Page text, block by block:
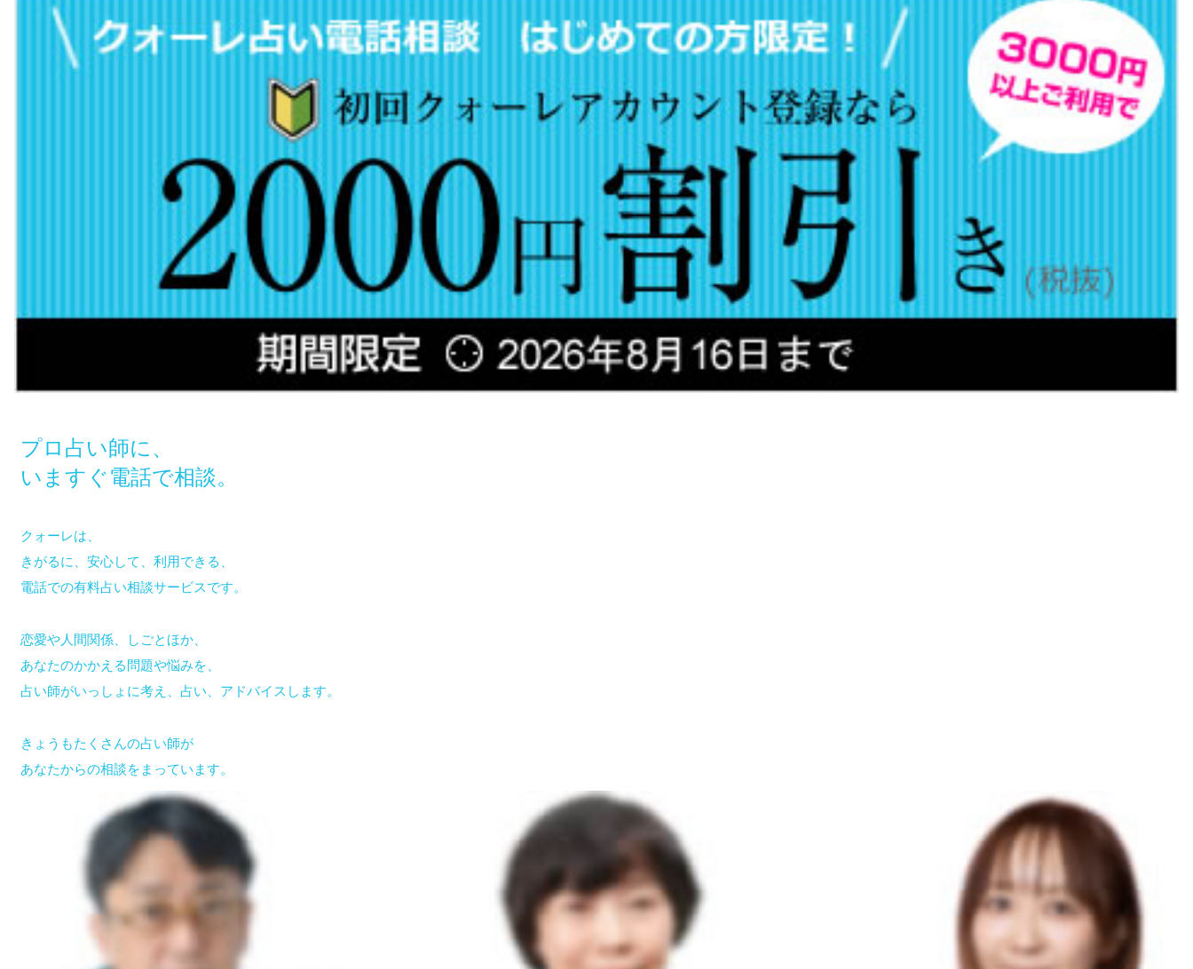
プロ占い師に、
いますぐ電話で相談。
クォーレは、
きがるに、安心して、利用できる、
電話での有料占い相談サービスです。
恋愛や人間関係、しごとほか、
あなたのかかえる問題や悩みを、
占い師がいっしょに考え、占い、アドバイスします。
きょうもたくさんの占い師が
あなたからの相談をまっています。